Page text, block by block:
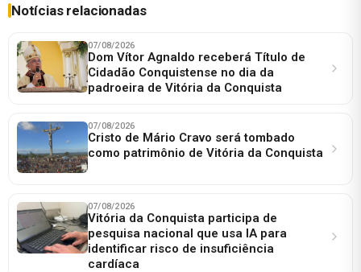
Notícias relacionadas
07/08/2026
Dom Vítor Agnaldo receberá Título de
Cidadão Conquistense no dia da
padroeira de Vitória da Conquista
07/08/2026
Cristo de Mário Cravo será tombado
como patrimônio de Vitória da Conquista
07/08/2026
Vitória da Conquista participa de
pesquisa nacional que usa IA para
identificar risco de insuficiência
cardíaca